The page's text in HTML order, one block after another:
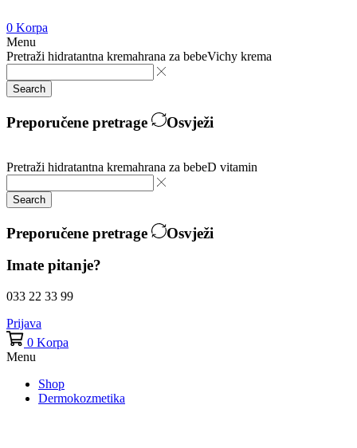
0 Korpa
Menu
Pretraži hidratantna kremahrana za bebeVichy krema
Search
Preporučene pretrage Osvježi
Pretraži hidratantna kremahrana za bebeD vitamin
Search
Preporučene pretrage
Osvježi
Imate pitanje?
033 22 33 99
Prijava
0 Korpa
Menu
Shop
Dermokozmetika